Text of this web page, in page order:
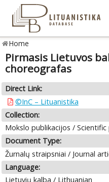
Home
Pirmasis Lietuvos
choreografas
Direct Link:
©InC – Lituanistika
Collection:
Mokslo publikacijos /
Document Type:
Žurnalų straipsniai / Journal
Language:
Lietuvių kalba / Lithuanian